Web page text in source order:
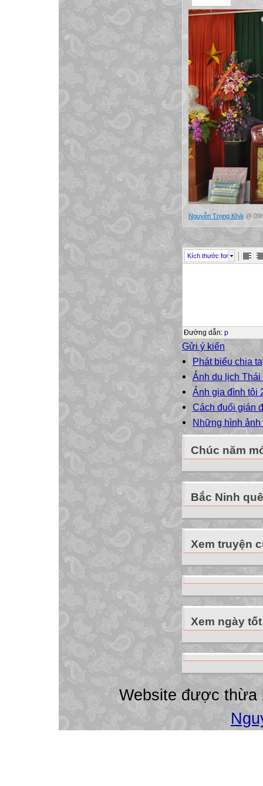
Nguyễn Trọng Khái @
Kích thước font
Đường dẫn: p
Gửi ý kiến
Phát biểu chia
Ảnh du lịch
Ảnh gia đình tôi
Cách đuổi gián
Những hình
Chúc năm
Bắc Ninh
Xem truyện
Xem ngày
Website được